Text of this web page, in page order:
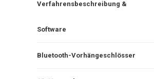
Verfahrensbeschreibung &
Software
Bluetooth-Vorhängeschlösser